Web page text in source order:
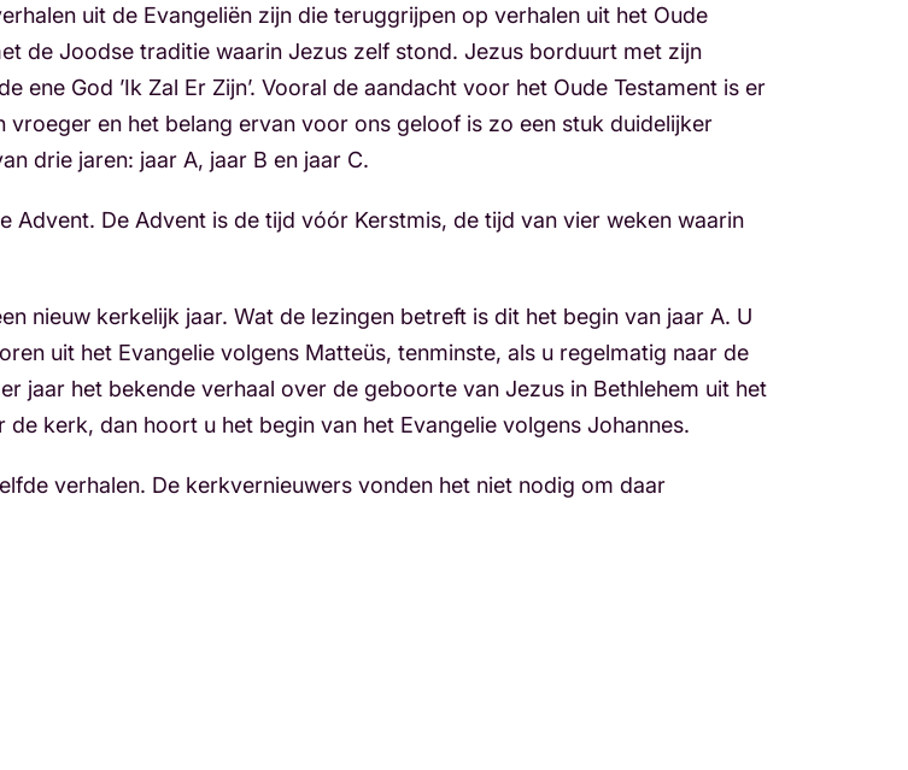
uit de Evangeliën zijn die teruggrijpen op verhalen uit het Oude
de Joodse traditie waarin Jezus zelf stond. Jezus borduurt met zijn
God ’Ik Zal Er Zijn’. Vooral de aandacht voor het Oude Testament is er
en het belang ervan voor ons geloof is zo een stuk duidelijker
drie jaren: jaar A, jaar B en jaar C.
Advent. De Advent is de tijd vóór Kerstmis, de tijd van vier weken waarin
nieuw kerkelijk jaar. Wat de lezingen betreft is dit het begin van jaar A. U
uit het Evangelie volgens Matteüs, tenminste, als u regelmatig naar de
jaar het bekende verhaal over de geboorte van Jezus in Bethlehem uit het
kerk, dan hoort u het begin van het Evangelie volgens Johannes.
verhalen. De kerkvernieuwers vonden het niet nodig om daar